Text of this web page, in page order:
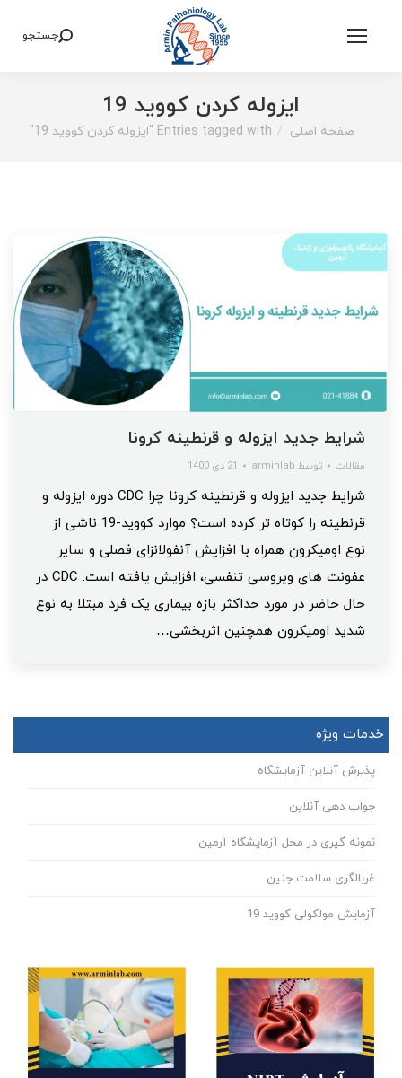
Search:
جستجو
ایزوله کردن کووید 19
You are here:
صفحه اصلی Entries tagged with "ایزوله کردن کووید 19"
شرایط جدید ایزوله و قرنطینه کرونا
مقالات توسط arminlab 21 دی 1400
شرایط جدید ایزوله و قرنطینه کرونا چرا CDC دوره ایزوله و
قرنطینه را کوتاه‌ تر کرده است؟ موارد کووید-19 ناشی از
نوع اومیکرون همراه با افزایش آنفولانزای فصلی و سایر
عفونت های ویروسی تنفسی، افزایش یافته است. CDC در
حال حاضر در مورد حداکثر بازه بیماری یک فرد مبتلا به نوع
شدید اومیکرون همچنین اثربخشی…
خدمات ویژه
پذیرش آنلاین آزمایشگاه
جواب دهی آنلاین
نمونه گیری در محل آزمایشگاه آرمین
غربالگری سلامت جنین
آزمایش مولکولی کووید 19